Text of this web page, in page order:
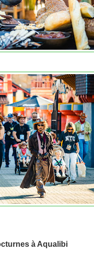
à Aqualibi